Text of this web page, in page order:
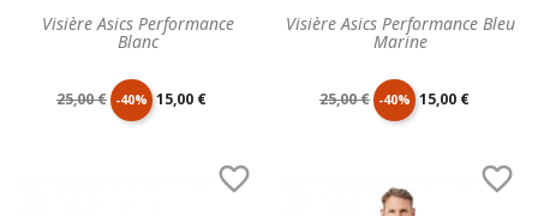
Visière Asics Performance
Blanc
Prix
25,00 € -40% Prix
15,00 €
Visière Asics Performance Bleu
Marine
Prix
25,00 € -40% Prix
15,00 €
 